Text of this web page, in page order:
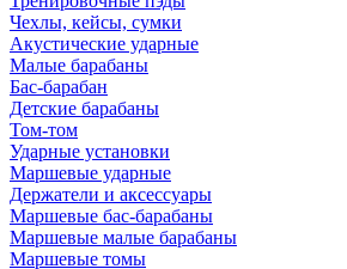
Чехлы, кейсы, сумки
Акустические ударные
Mалые барабаны
Бас-барабан
Детские барабаны
Том-том
Ударные установки
Маршевые ударные
Держатели и аксессуары
Маршевые бас-барабаны
Маршевые малые барабаны
Маршевые томы